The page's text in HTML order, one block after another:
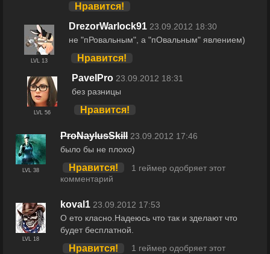
Нравится!
LVL 13
DrezorWarlock91 23.09.2012 18:30
не "пРовальным", а "пОвальным" явлением)
Нравится!
LVL 56
PavelPro 23.09.2012 18:31
без разницы
Нравится!
LVL 38
ProNaylusSkill 23.09.2012 17:46
было бы не плохо)
Нравится!
1 геймер одобряет этот
комментарий
LVL 18
koval1 23.09.2012 17:53
О ето класно.Надеюсь что так и зделают что
будет бесплатной.
Нравится!
1 геймер одобряет этот